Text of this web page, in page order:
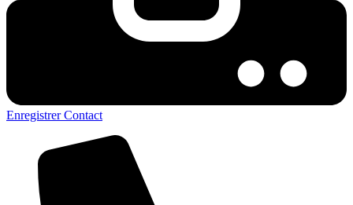
Enregistrer Contact